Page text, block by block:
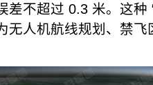
差不超过 0.3 米。这种
无人机航线规划、禁飞